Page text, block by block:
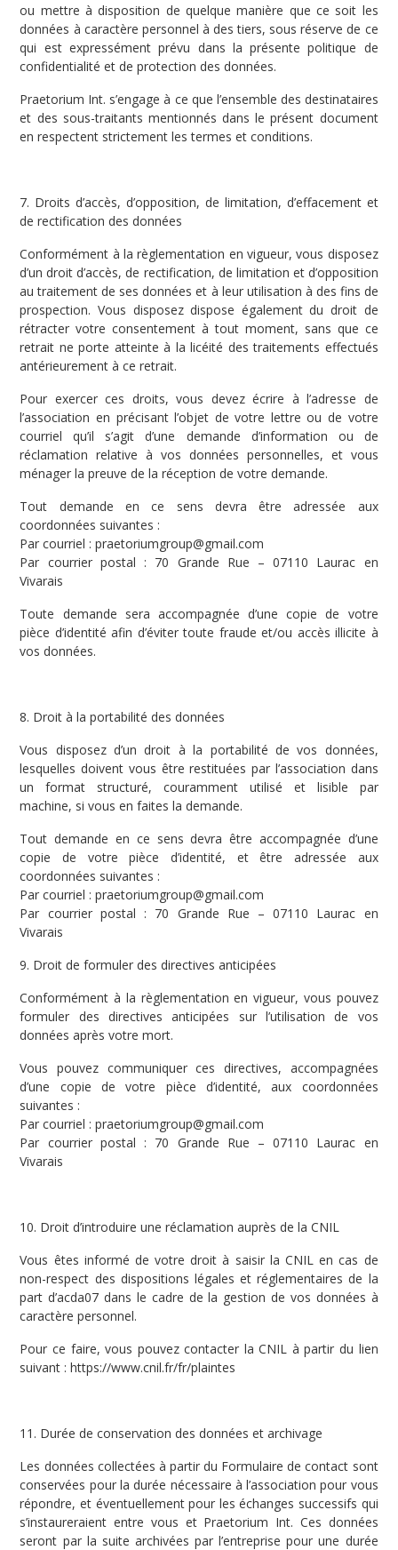
ou mettre à disposition de quelque manière que ce soit les
données à caractère personnel à des tiers, sous réserve de ce
qui est expressément prévu dans la présente politique de
confidentialité et de protection des données.
Praetorium Int. s’engage à ce que l’ensemble des destinataires
et des sous-traitants mentionnés dans le présent document
en respectent strictement les termes et conditions.
7. Droits d’accès, d’opposition, de limitation, d’effacement et
de rectification des données
Conformément à la règlementation en vigueur, vous disposez
d’un droit d’accès, de rectification, de limitation et d’opposition
au traitement de ses données et à leur utilisation à des fins de
prospection. Vous disposez dispose également du droit de
rétracter votre consentement à tout moment, sans que ce
retrait ne porte atteinte à la licéité des traitements effectués
antérieurement à ce retrait.
Pour exercer ces droits, vous devez écrire à l’adresse de
l’association en précisant l’objet de votre lettre ou de votre
courriel qu’il s’agit d’une demande d’information ou de
réclamation relative à vos données personnelles, et vous
ménager la preuve de la réception de votre demande.
Tout demande en ce sens devra être adressée aux
coordonnées suivantes :
Par courriel : praetoriumgroup@gmail.com
Par courrier postal : 70 Grande Rue – 07110 Laurac en
Vivarais
Toute demande sera accompagnée d’une copie de votre
pièce d’identité afin d’éviter toute fraude et/ou accès illicite à
vos données.
8. Droit à la portabilité des données
Vous disposez d’un droit à la portabilité de vos données,
lesquelles doivent vous être restituées par l’association dans
un format structuré, couramment utilisé et lisible par
machine, si vous en faites la demande.
Tout demande en ce sens devra être accompagnée d’une
copie de votre pièce d’identité, et être adressée aux
coordonnées suivantes :
Par courriel : praetoriumgroup@gmail.com
Par courrier postal : 70 Grande Rue – 07110 Laurac en
Vivarais
9. Droit de formuler des directives anticipées
Conformément à la règlementation en vigueur, vous pouvez
formuler des directives anticipées sur l’utilisation de vos
données après votre mort.
Vous pouvez communiquer ces directives, accompagnées
d’une copie de votre pièce d’identité, aux coordonnées
suivantes :
Par courriel : praetoriumgroup@gmail.com
Par courrier postal : 70 Grande Rue – 07110 Laurac en
Vivarais
10. Droit d’introduire une réclamation auprès de la CNIL
Vous êtes informé de votre droit à saisir la CNIL en cas de
non-respect des dispositions légales et réglementaires de la
part d’acda07 dans le cadre de la gestion de vos données à
caractère personnel.
Pour ce faire, vous pouvez contacter la CNIL à partir du lien
suivant : https://www.cnil.fr/fr/plaintes
11. Durée de conservation des données et archivage
Les données collectées à partir du Formulaire de contact sont
conservées pour la durée nécessaire à l’association pour vous
répondre, et éventuellement pour les échanges successifs qui
s’instaureraient entre vous et Praetorium Int. Ces données
seront par la suite archivées par l’entreprise pour une durée